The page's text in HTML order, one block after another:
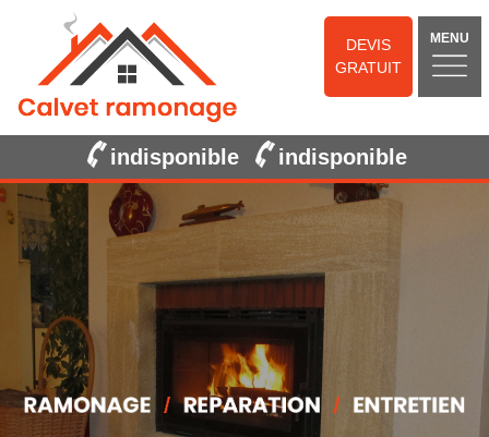
DEVIS
GRATUIT
MENU
indisponible indisponible